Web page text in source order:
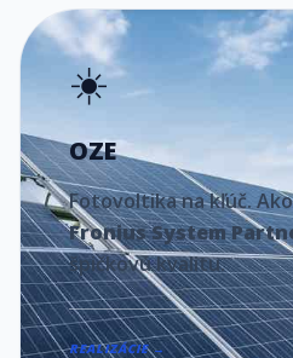
☀️
OZE
Fotovoltika na kľúč.
Fronius System
špičkovú kvalitu.
REALIZÁCIE →